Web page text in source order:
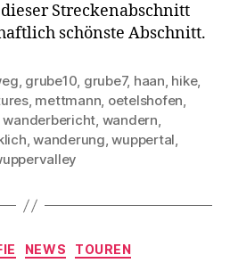
Streckenabschnitt
schönste Abschnitt.
, grube10, grube7, haan, hike,
, mettmann, oetelshofen,
wanderbericht, wandern,
,wanderung,wuppertal,
Kategorien
NEWS TOUREN